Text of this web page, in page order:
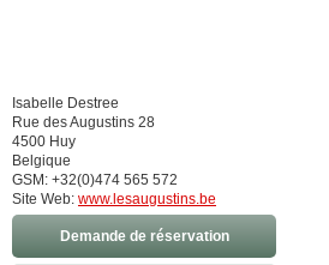
Isabelle Destree
Rue des Augustins 28
4500 Huy
Belgique
GSM: +32(0)474 565 572
Site Web: www.lesaugustins.be
Demande de réservation